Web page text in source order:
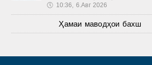
🕔 10:36, 6.Авг 2026
Ҳамаи маводҳои бахш